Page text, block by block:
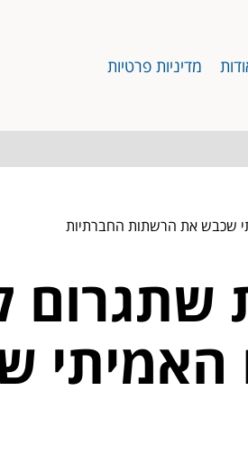
מדיניות פרטיות
שכבש את הרשתות החברתיות
שתגרום
האמיתי